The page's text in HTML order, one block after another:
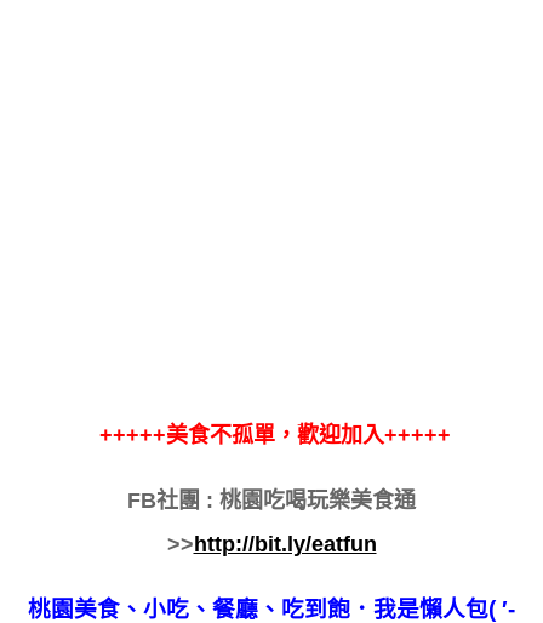
+++++美食不孤單，歡迎加入+++++
FB社團 : 桃園吃喝玩樂美食通
>>http://bit.ly/eatfun
桃園美食、小吃、餐廳、吃到飽．我是懶人包( ′-